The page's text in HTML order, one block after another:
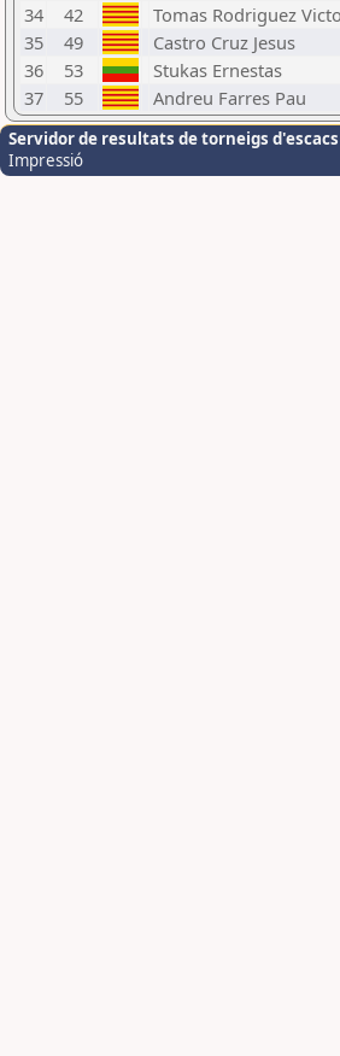
34
42 Tomas Rodriguez
35
49 Castro Cruz Jesus
36
53 Stukas Ernestas
37
55 Andreu Farres Pau
Servidor de resultats de torneigs d'escacs
Impressió